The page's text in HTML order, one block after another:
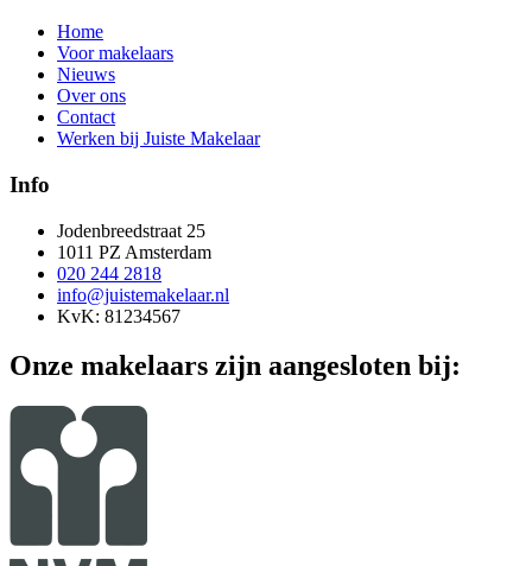
Home
Voor makelaars
Nieuws
Over ons
Contact
Werken bij Juiste Makelaar
Info
Jodenbreedstraat 25
1011 PZ Amsterdam
020 244 2818
info@juistemakelaar.nl
KvK: 81234567
Onze makelaars zijn aangesloten bij: